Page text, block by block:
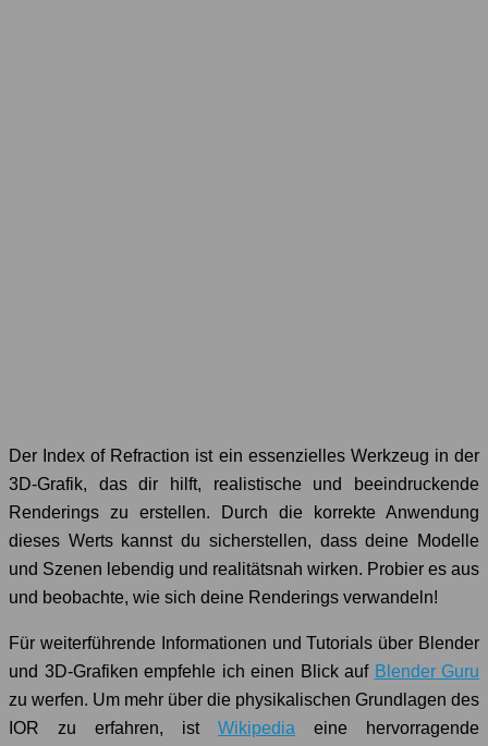
Der Index of Refraction ist ein essenzielles Werkzeug in der
3D-Grafik, das dir hilft, realistische und beeindruckende
Renderings zu erstellen. Durch die korrekte Anwendung
dieses Werts kannst du sicherstellen, dass deine Modelle
und Szenen lebendig und realitätsnah wirken. Probier es aus
und beobachte, wie sich deine Renderings verwandeln!
Für weiterführende Informationen und Tutorials über Blender
und 3D-Grafiken empfehle ich einen Blick auf Blender Guru
zu werfen. Um mehr über die physikalischen Grundlagen des
IOR zu erfahren, ist Wikipedia eine hervorragende